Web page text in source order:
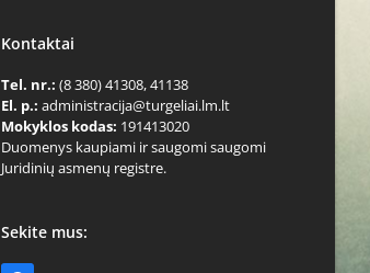
Kontaktai
Tel. nr.: (8 380) 41308, 41138
El. p.: administracija@turgeliai.lm.lt
Mokyklos kodas: 191413020
Duomenys kaupiami ir saugomi saugomi
Juridinių asmenų registre.
Sekite mus: